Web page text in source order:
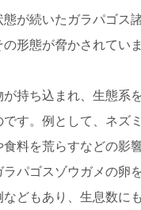
が続いたガラパゴス
形態が脅かされていま
持ち込まれ、生態系
す。例として、ネズ
料を荒らすなどの影
ラパゴスゾウガメの卵
どもあり、生息数に